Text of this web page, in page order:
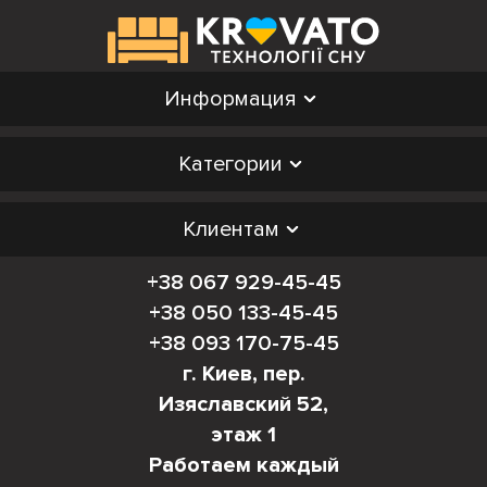
Информация
Категории
Клиентам
+38 067 929-45-45
+38 050 133-45-45
+38 093 170-75-45
г. Киев, пер.
Изяславский 52,
этаж 1
Работаем каждый